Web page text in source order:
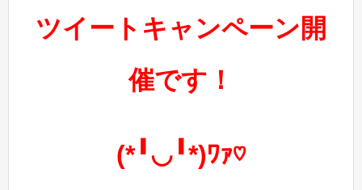
ツイートキャンペーン開
催です！
(*╹◡╹*)ﾜｧ♡